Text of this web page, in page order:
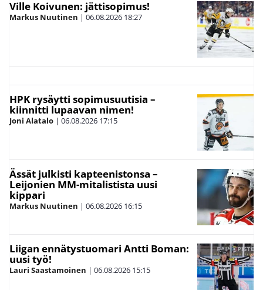
Ville Koivunen: jättisopimus!
Markus Nuutinen | 06.08.2026 18:27
HPK rysäytti sopimusuutisia –
kiinnitti lupaavan nimen!
Joni Alatalo | 06.08.2026 17:15
Ässät julkisti kapteenistonsa –
Leijonien MM-mitalistista uusi
kippari
Markus Nuutinen | 06.08.2026 16:15
Liigan ennätystuomari Antti Boman:
uusi työ!
Lauri Saastamoinen | 06.08.2026 15:15